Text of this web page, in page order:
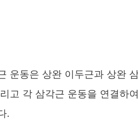
운동은 상완 이두근과 상완
고 각 삼각근 운동을 연결하
.